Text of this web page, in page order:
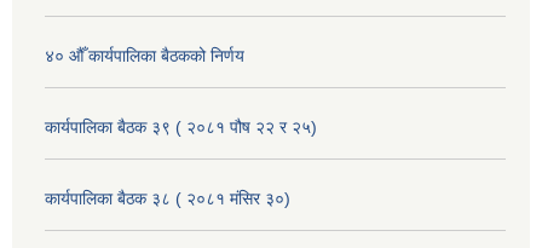
४० औँ कार्यपालिका बैठकको निर्णय
कार्यपालिका बैठक ३९ ( २०८१ पौष २२ र २५)
कार्यपालिका बैठक ३८ ( २०८१ मंसिर ३०)